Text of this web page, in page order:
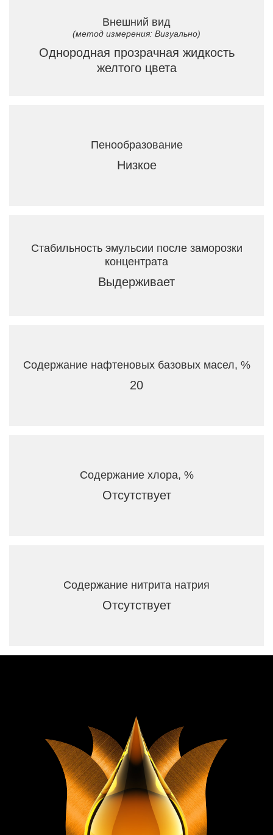
Внешний вид
(метод измерения: Визуально)
Однородная прозрачная жидкость
желтого цвета
Пенообразование
Низкое
Стабильность эмульсии после заморозки
концентрата
Выдерживает
Содержание нафтеновых базовых масел, %
20
Содержание хлора, %
Отсутствует
Содержание нитрита натрия
Отсутствует